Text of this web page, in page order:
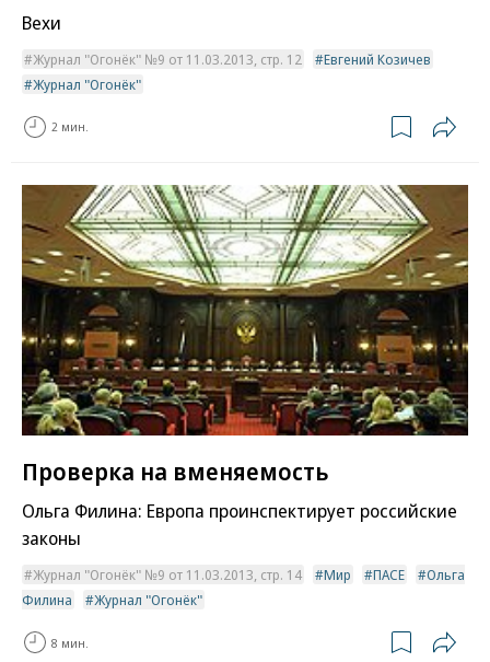
Вехи
Журнал "Огонёк" №9 от 11.03.2013, стр. 12
Евгений Козичев
Журнал "Огонёк"
2 мин.
Проверка на вменяемость
Ольга Филина: Европа проинспектирует российские
законы
Журнал "Огонёк" №9 от 11.03.2013, стр. 14 Мир ПАСЕ
Ольга
Филина
Журнал "Огонёк"
8 мин.